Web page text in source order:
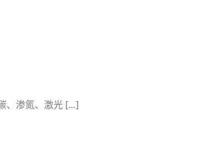
、渗氮、激光 […]